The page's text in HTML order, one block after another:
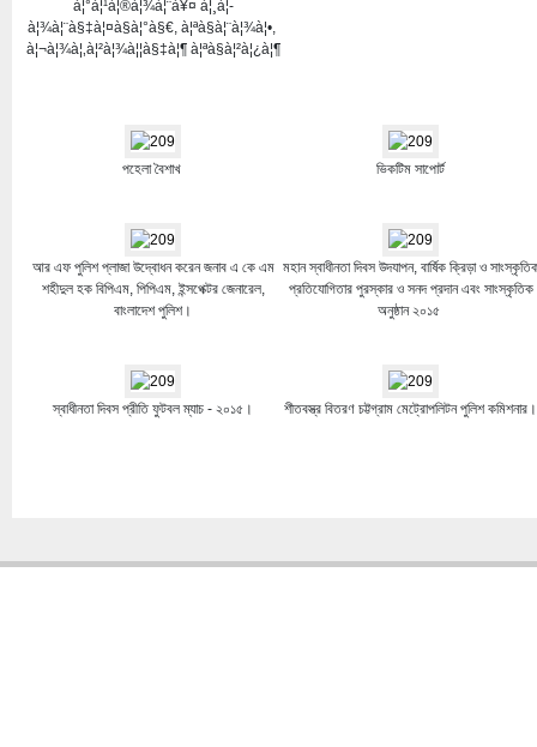
à¦°à¦¹à¦®à¦¾à¦¨à¥¤ à¦¸à¦­
à¦¾à¦¨à§‡à¦¤à§à¦°à§€, à¦ªà§à¦¨à¦¾à¦•,
à¦¬à¦¾à¦‚à¦²à¦¾à¦¦à§‡à¦¶ à¦ªà§à¦²à¦¿à¦¶
পহেলা বৈশাখ ভিকটিম সাপোর্ট
আর এফ পুলিশ প্লাজা উদ্বোধন করেন জনাব এ কে এম
শহীদুল হক বিপিএম, পিপিএম, ইন্সপেক্টর জেনারেল,
বাংলাদেশ পুলিশ।
মহান স্বাধীনতা দিবস উদযাপন, বার্ষিক ক্রিড়া ও
প্রতিযোগিতার পুরস্কার ও সনদ প্রদান এবং সাংস্কৃতিক
অনুষ্ঠান ২০১৫
স্বাধীনতা দিবস প্রীতি ফুটবল ম্যাচ - ২০১৫। শীতবস্ত্র বিতরণ চট্টগ্রাম মেট্রোপলিটন পুলিশ কমিশনার।